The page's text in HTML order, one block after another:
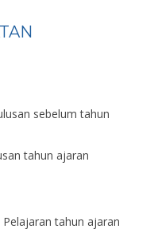
sebelum tahun
tahun ajaran
tahun ajaran